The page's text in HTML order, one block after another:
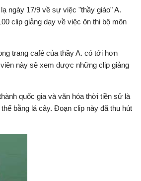
ngày 17/9 về sự việc "thầy giáo" A.
clip giảng dạy về việc ôn thi bộ môn
trang café của thầy A. có tới hơn
này sẽ xem được những clip giảng
quốc gia và văn hóa thời tiền sử là
bằng lá cây. Đoạn clip này đã thu hút